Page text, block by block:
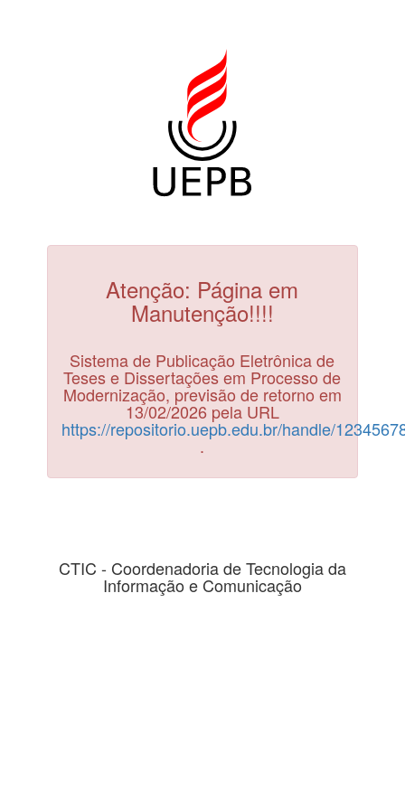
Atenção: Página em
Manutenção!!!!
Sistema de Publicação Eletrônica de
Teses e Dissertações em Processo de
Modernização, previsão de retorno em
13/02/2026 pela URL
https://repositorio.uepb.edu.br/handle/
.
CTIC - Coordenadoria de Tecnologia da
Informação e Comunicação